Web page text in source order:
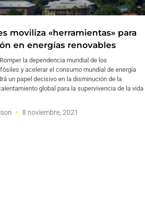
moviliza «herramientas» para
en energías renovables
la dependencia mundial de los
y acelerar el consumo mundial de energía
un papel decisivo en la disminución de la
global para la supervivencia de la vida
8 noviembre, 2021